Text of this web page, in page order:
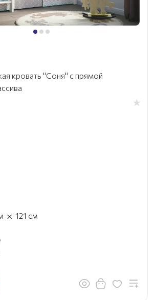
кровать "Соня" с прямой
× 121 см